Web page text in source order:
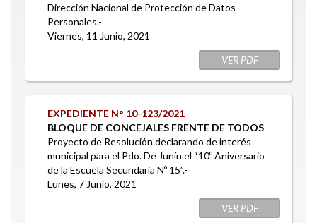
Dirección Nacional de Protección de Datos
Personales.-
Viernes, 11 Junio, 2021
VER PDF
EXPEDIENTE N° 10-123/2021
BLOQUE DE CONCEJALES FRENTE DE TODOS
Proyecto de Resolución declarando de interés
municipal para el Pdo. De Junín el “10º Aniversario
de la Escuela Secundaria Nº 15”.-
Lunes, 7 Junio, 2021
VER PDF